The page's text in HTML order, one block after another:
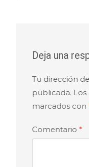
Deja una
Tu dirección
publicada.
marcados con
Comentario *